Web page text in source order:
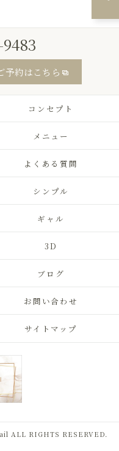
予約はこちら
コンセプト
メニュー
よくある質問
シンプル
ギャル
3D
ブログ
お問い合わせ
サイトマップ
ALL RIGHTS RESERVED.